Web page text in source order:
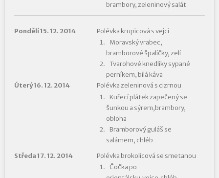
brambory, zeleninový salát
Pondělí 15. 12. 2014
Polévka krupicová s vejci
Moravský vrabec,
bramborové špalíčky, zelí
Tvarohové knedlíky sypané
perníkem, bílá káva
Úterý 16. 12. 2014
Polévka zeleninová s cizrnou
Kuřecí plátek zapečený se
šunkou a sýrem,brambory,
obloha
Bramborový guláš se
salámem, chléb
Středa 17. 12. 2014
Polévka brokolicová se smetanou
Čočka po